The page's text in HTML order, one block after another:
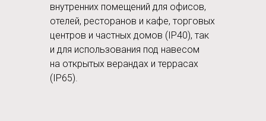
внутренних помещений для офисов,
отелей, ресторанов и кафе, торговых
центров и частных домов (IP40), так
и для использования под навесом
на открытых верандах и террасах
(IP65).